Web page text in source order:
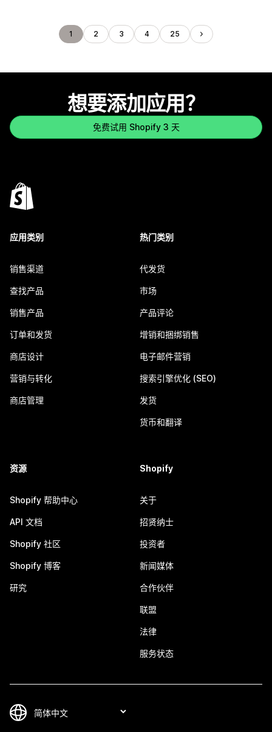
1 2 3 4 25
想要添加应用？
免费试用 Shopify 3 天
应用类别
销售渠道
查找产品
销售产品
订单和发货
商店设计
营销与转化
商店管理
热门类别
代发货
市场
产品评论
增销和捆绑销售
电子邮件营销
搜索引擎优化 (SEO)
发货
货币和翻译
资源
Shopify 帮助中心
API 文档
Shopify 社区
Shopify 博客
研究
Shopify
关于
招贤纳士
投资者
新闻媒体
合作伙伴
联盟
法律
服务状态